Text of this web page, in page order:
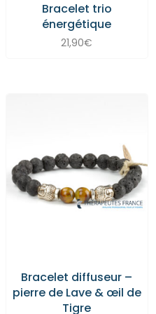
Bracelet trio
énergétique
21,90€
Bracelet diffuseur –
pierre de Lave & œil de
Tigre